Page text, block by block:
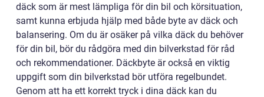
däck som är mest lämpliga för din bil och körsituation,
samt kunna erbjuda hjälp med både byte av däck och
balansering. Om du är osäker på vilka däck du behöver
för din bil, bör du rådgöra med din bilverkstad för råd
och rekommendationer. Däckbyte är också en viktig
uppgift som din bilverkstad bör utföra regelbundet.
Genom att ha ett korrekt tryck i dina däck kan du